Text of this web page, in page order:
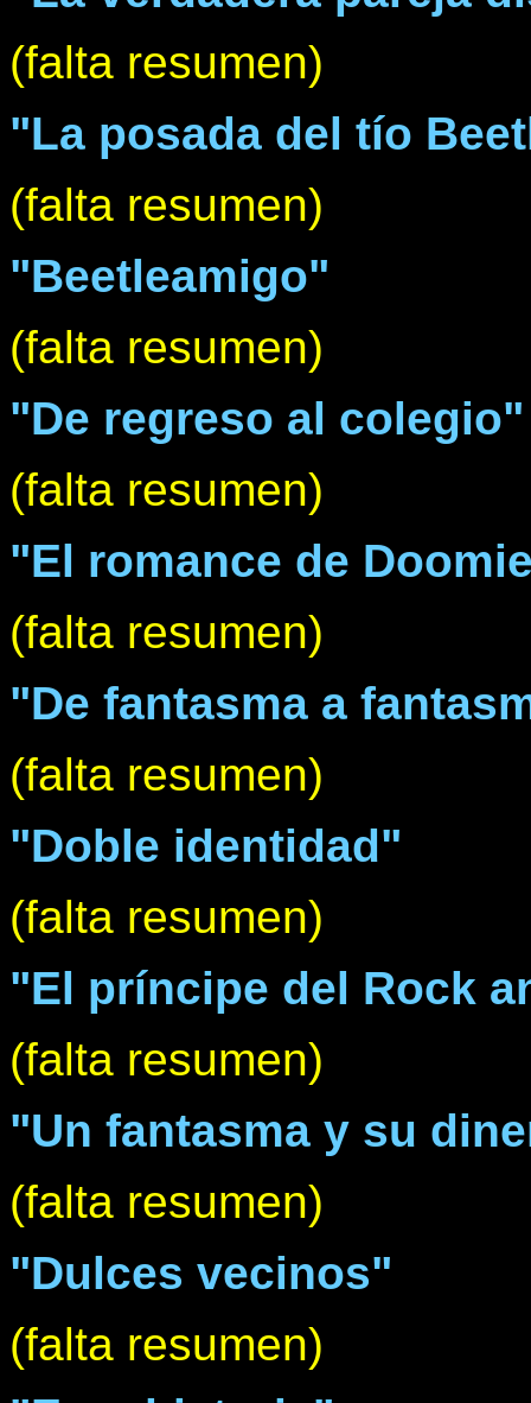
(falta resumen)
"La posada del tío
(falta resumen)
"Beetleamigo"
(falta resumen)
"De regreso al colegio"
(falta resumen)
"El romance de
(falta resumen)
"De fantasma a
(falta resumen)
"Doble identidad"
(falta resumen)
"El príncipe del Rock
(falta resumen)
"Un fantasma y su
(falta resumen)
"Dulces vecinos"
(falta resumen)